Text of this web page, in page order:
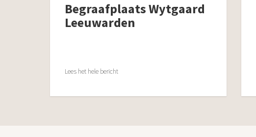
Begraafplaats Wytgaard
Leeuwarden
Lees het hele bericht